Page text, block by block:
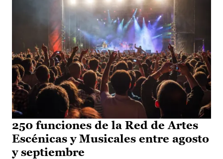
250 funciones de la Red de Artes
Escénicas y Musicales entre agosto
y septiembre